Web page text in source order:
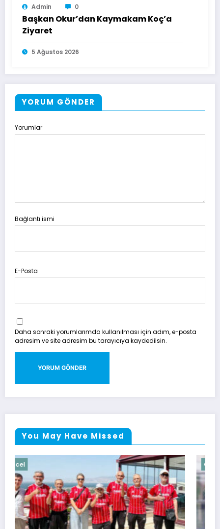
Admin 0
Başkan Okur’dan Kaymakam Koç’a
Ziyaret
5 Ağustos 2026
YORUM GÖNDER
Yorumlar
Bağlantı ismi
E-Posta
Daha sonraki yorumlarımda kullanılması için adım, e-posta
adresim ve site adresim bu tarayıcıya kaydedilsin.
You May Have Missed